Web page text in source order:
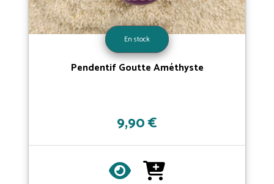
En stock
Pendentif Goutte Améthyste
9,90 €